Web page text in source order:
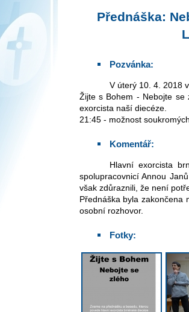
Přednáška:
Pozvánka:
V úterý 10. 4. 2018
Žijte s Bohem - Nebojte se
exorcista naší diecéze.
21:45 - možnost
Komentář:
Hlavní exorcista brněnské diecéze P. Mariusz Leszko se svojí
spolupracovnicí Annou
však zdůraznili, že není
Přednáška byla zakončena
osobní rozhovor.
Fotky: